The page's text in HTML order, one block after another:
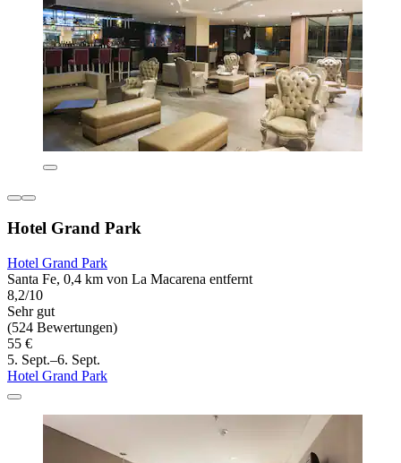
Hotel Grand Park
Hotel Grand Park
Santa Fe, 0,4 km von La Macarena entfernt
8,2/10
Sehr gut
(524 Bewertungen)
55 €
5. Sept.–6. Sept.
Hotel Grand Park